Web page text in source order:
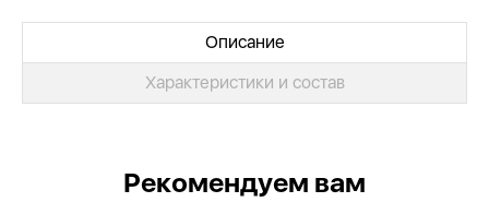
Описание
Характеристики и состав
Рекомендуем вам